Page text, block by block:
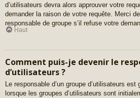
d’utilisateurs devra alors approuver votre
demander la raison de votre requête. Merci
responsable de groupe s’il refuse votre
Haut
Comment puis-je devenir le
d’utilisateurs ?
Le responsable d’un groupe d’utilisateurs
lorsque les groupes d’utilisateurs sont